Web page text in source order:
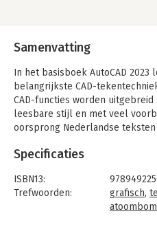
Samenvatting
In het basisboek AutoCAD
belangrijkste CAD-
CAD-functies worden
leesbare stijl en met veel
oorsprong Nederlandse
lagenindeling en kleuren).
het parametrisch tekenen en
Het handboek bevat een mix
Specificaties
ISBN13:
Trefwoorden:
grafisch,
atoombom